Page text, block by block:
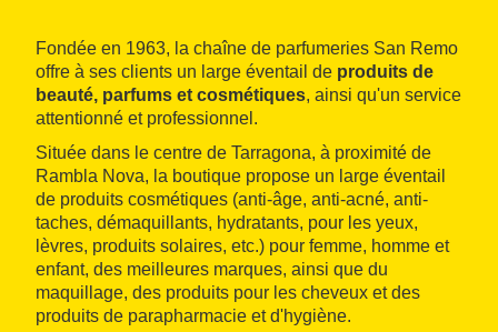
Fondée en 1963, la chaîne de parfumeries San Remo
offre à ses clients un large éventail de produits de
beauté, parfums et cosmétiques, ainsi qu'un service
attentionné et professionnel.
Située dans le centre de Tarragona, à proximité de
Rambla Nova, la boutique propose un large éventail
de produits cosmétiques (anti-âge, anti-acné, anti-
taches, démaquillants, hydratants, pour les yeux,
lèvres, produits solaires, etc.) pour femme, homme et
enfant, des meilleures marques, ainsi que du
maquillage, des produits pour les cheveux et des
produits de parapharmacie et d'hygiène.